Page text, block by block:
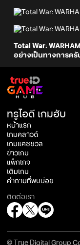
Total War:
อย่างเป็นทางการครั
ทรูไอดี เกมฮับ
หน้าแรก
เกมคลาวด์
เกมแคชชวล
ข่าวเกม
แพ็กเกจ
เติมเกม
คำถามที่พบบ่อย
ติดต่อเรา
© True Digital Group